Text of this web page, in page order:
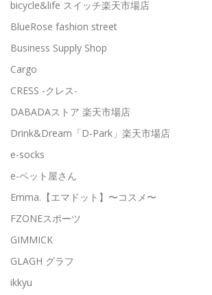
bicycle&life スイッチ楽天市場店
BlueRose fashion street
Business Supply Shop
Cargo
CRESS -クレス-
DABADAストア 楽天市場店
Drink&Dream「D-Park」楽天市場店
e-socks
e-ペット屋さん
Emma.【エマドット】〜コスメ〜
FZONEスポーツ
GIMMICK
GLAGH グラフ
ikkyu